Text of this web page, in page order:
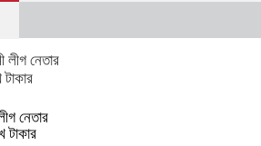
নেতার
টাকার